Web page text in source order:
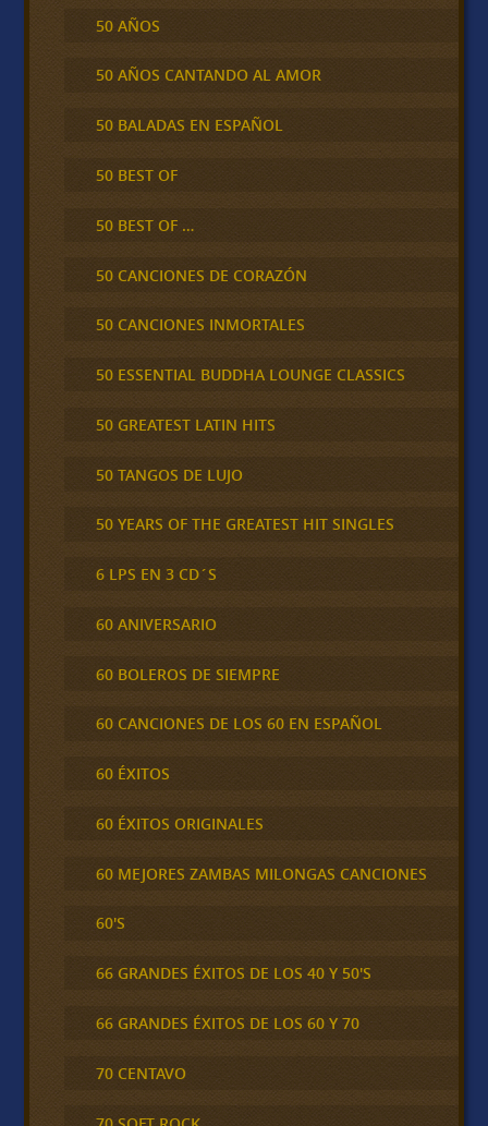
50 AÑOS
50 AÑOS CANTANDO AL AMOR
50 BALADAS EN ESPAÑOL
50 BEST OF
50 BEST OF …
50 CANCIONES DE CORAZÓN
50 CANCIONES INMORTALES
50 ESSENTIAL BUDDHA LOUNGE CLASSICS
50 GREATEST LATIN HITS
50 TANGOS DE LUJO
50 YEARS OF THE GREATEST HIT SINGLES
6 LPS EN 3 CD´S
60 ANIVERSARIO
60 BOLEROS DE SIEMPRE
60 CANCIONES DE LOS 60 EN ESPAÑOL
60 ÉXITOS
60 ÉXITOS ORIGINALES
60 MEJORES ZAMBAS MILONGAS CANCIONES
60'S
66 GRANDES ÉXITOS DE LOS 40 Y 50'S
66 GRANDES ÉXITOS DE LOS 60 Y 70
70 CENTAVO